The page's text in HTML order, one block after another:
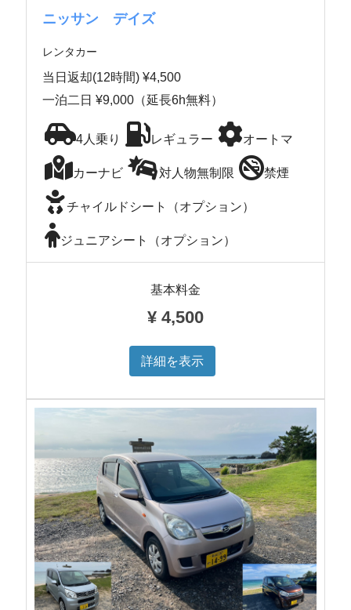
ニッサン デイズ
レンタカー
当日返却(12時間) ¥4,500
一泊二日 ¥9,000（延長6h無料）
4人乗り レギュラー オートマ
カーナビ 対人物無制限 禁煙
チャイルドシート（オプション）
ジュニアシート（オプション）
基本料金
¥ 4,500
詳細を表示